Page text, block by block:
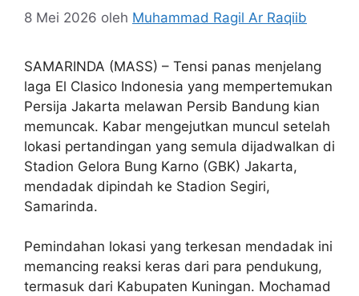
8 Mei 2026 oleh Muhammad Ragil Ar Raqiib
SAMARINDA (MASS) – Tensi panas menjelang
laga El Clasico Indonesia yang mempertemukan
Persija Jakarta melawan Persib Bandung kian
memuncak. Kabar mengejutkan muncul setelah
lokasi pertandingan yang semula dijadwalkan di
Stadion Gelora Bung Karno (GBK) Jakarta,
mendadak dipindah ke Stadion Segiri,
Samarinda.
Pemindahan lokasi yang terkesan mendadak ini
memancing reaksi keras dari para pendukung,
termasuk dari Kabupaten Kuningan. Mochamad